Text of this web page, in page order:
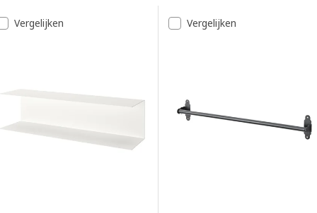
Resultatenlijst
Vergelijken Vergelijken